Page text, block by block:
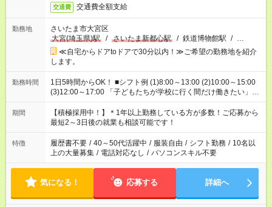
交通費 交通費全額支給
勤務地
さいたま市大宮区
大宮(埼玉県)駅
/ さいたま新都心駅 / 鉄道博物館駅 / …
≪自宅からドアtoドアで30分以内！≫ご希望の勤務地を紹介
します。
勤務時間
1日5時間からOK！ ■シフト例 (1)8:00～13:00 (2)10:00～15:00
(3)12:00～17:00 「子どもたちが学校に行く間だけ働きたい」
「余裕を持って夕飯の準備がしたい」 「午前中は働いて、午後
はプライベートの時間にしたい」 など、ご希望を教えてくださ
いね。 ※Wワーク希望の方へ 今ご覧のお仕事で希望する勤務時
間と、もう1つのお仕事の勤務時間。 合計で週40時間を超える
場合は応募できません。
期間
【積極採用中！】＊1年以上勤務している方が多数！ご応募から
最短2～3日後の就業も相談可能です！
特徴 履歴書不要 / 40～50代活躍中 / 服装自由 / シフト勤務 / 10名以
上の大量募集 / 電話対応なし / パソコンスキル不要
気になる！ 応募する 詳細へ